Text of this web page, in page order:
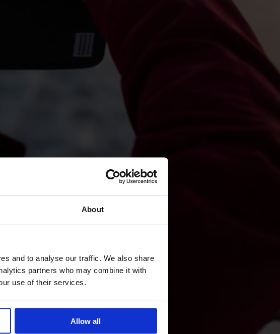
About
and to analyse our traffic. We also share
partners who may combine it with
use of their services.
Allow all